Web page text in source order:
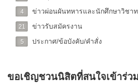
4 ข่าวผ่อนผันทหารและนักศึกษาวิชา
21 ข่าวรับสมัครงาน
5 ประกาศ/ข้อบังคับ/คำสั่ง
ขอเชิญชวนนิสิตที่สนใจเข้าร่ว